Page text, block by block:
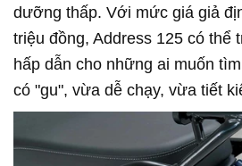
dưỡng thấp. Với mức giá giả
triệu đồng, Address 125 có thể
hấp dẫn cho những ai muốn
có "gu", vừa dễ chạy, vừa tiết